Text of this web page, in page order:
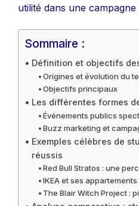
utilité dans une campagne
Sommaire :
Définition et objectifs
Origines et évolution du
Objectifs principaux
Les différentes formes
Événements publics
Buzz marketing et
Exemples célèbres de
réussis
Red Bull Stratos : une
IKEA et ses
The Blair Witch Project :